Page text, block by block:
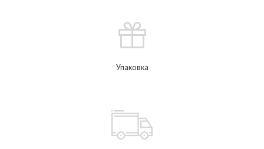
Упаковка